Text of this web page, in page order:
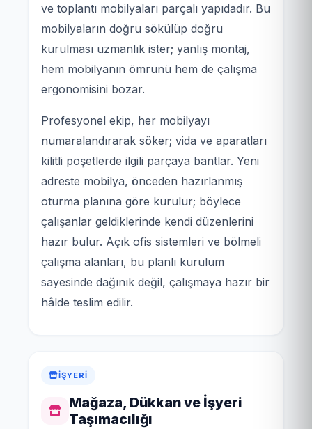
ve toplantı mobilyaları parçalı yapıdadır. Bu
mobilyaların doğru sökülüp doğru
kurulması uzmanlık ister; yanlış montaj,
hem mobilyanın ömrünü hem de çalışma
ergonomisini bozar.
Profesyonel ekip, her mobilyayı
numaralandırarak söker; vida ve aparatları
kilitli poşetlerde ilgili parçaya bantlar. Yeni
adreste mobilya, önceden hazırlanmış
oturma planına göre kurulur; böylece
çalışanlar geldiklerinde kendi düzenlerini
hazır bulur. Açık ofis sistemleri ve bölmeli
çalışma alanları, bu planlı kurulum
sayesinde dağınık değil, çalışmaya hazır bir
hâlde teslim edilir.
İŞYERI
Mağaza, Dükkan ve İşyeri
Taşımacılığı